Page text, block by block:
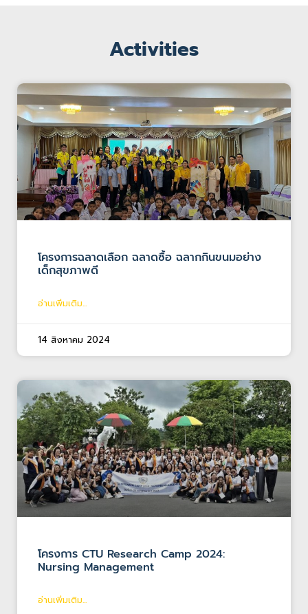
Activities
โครงการฉลาดเลือก ฉลาดซื้อ ฉลากกินขนมอย่าง
เด็กสุขภาพดี
อ่านเพิ่มเติม...
14 สิงหาคม 2024
โครงการ CTU Research Camp 2024:
Nursing Management
อ่านเพิ่มเติม...